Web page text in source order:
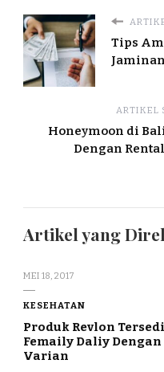
Tips
ARTIKEL
Honeymoon di
Dengan
Artikel yang
MEI 18, 2017
KESEHATAN
Produk Revlon
Femaily Daliy
Varian